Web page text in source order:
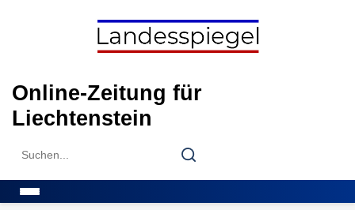
Online-Zeitung für
Liechtenstein
Search
Search